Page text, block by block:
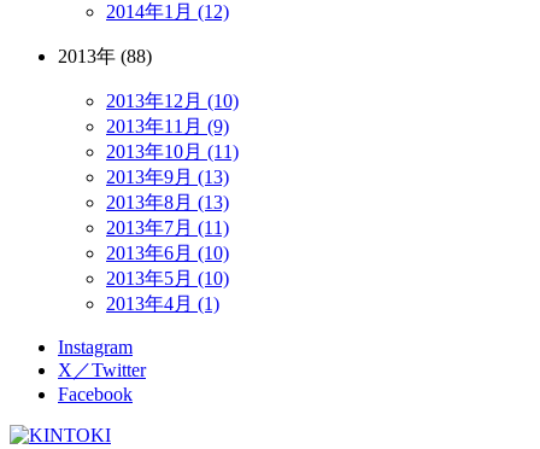
2014年1月 (12)
2013年 (88)
2013年12月 (10)
2013年11月 (9)
2013年10月 (11)
2013年9月 (13)
2013年8月 (13)
2013年7月 (11)
2013年6月 (10)
2013年5月 (10)
2013年4月 (1)
Instagram
X／Twitter
Facebook